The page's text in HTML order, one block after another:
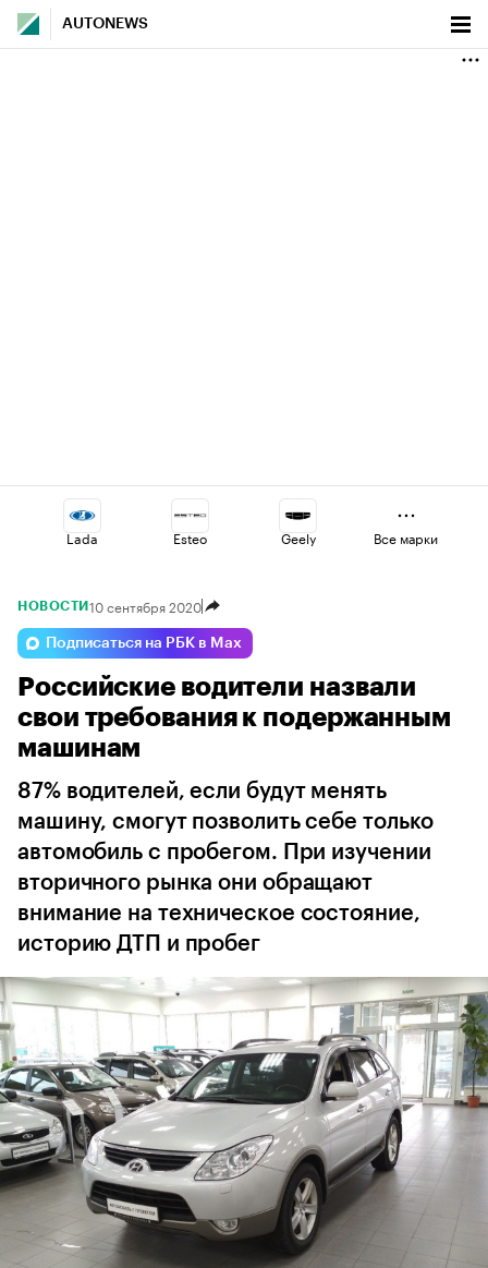
AUTONEWS
Lada Esteo Geely
Haval Changan
Jaecoo Omoda Volga
Все марки
НОВОСТИ 10 сентября 2020
Подписаться на РБК в Max
Российские водители назвали
свои требования к подержанным
машинам
87% водителей, если будут менять
машину, смогут позволить себе только
автомобиль с пробегом. При изучении
вторичного рынка они обращают
внимание на техническое состояние,
историю ДТП и пробег